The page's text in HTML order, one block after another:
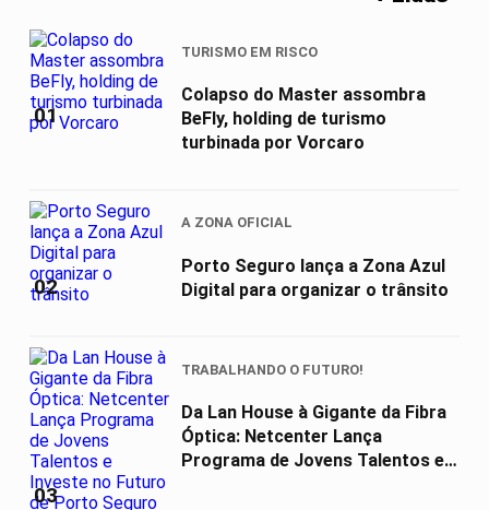
01
TURISMO EM RISCO
Colapso do Master assombra
BeFly, holding de turismo
turbinada por Vorcaro
02
A ZONA OFICIAL
Porto Seguro lança a Zona Azul
Digital para organizar o trânsito
03
TRABALHANDO O FUTURO!
Da Lan House à Gigante da Fibra
Óptica: Netcenter Lança
Programa de Jovens Talentos e